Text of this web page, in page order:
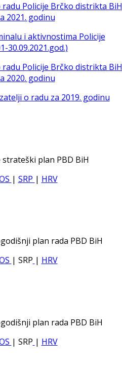
radu Policije Brčko distrikta BiH
2021. godinu
i aktivnostima Policije
30.09.2021.god.)
radu Policije Brčko distrikta BiH
2020. godinu
o radu za 2019. godinu
plan PBD BiH
| SRP | HRV
plan rada PBD BiH
| SRP | HRV
plan rada PBD BiH
| SRP | HRV